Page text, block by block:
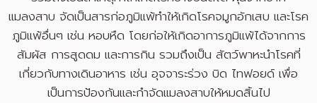
แมลงสาบ จัดเป็นสารก่อภูมิแพ้ทำให้เกิดโรคจมูกอักเสบ และโรค
ภูมิแพ้อื่นๆ เช่น หอบหืด โดยก่อให้เกิดอาการภูมิแพ้ได้จากการ
สัมผัส การสูดดม และการกิน รวมถึงเป็น สัตว์พาหะนำโรคที่
เกี่ยวกับทางเดินอาหาร เช่น อุจจาระร่วง บิด ไทฟอยด์ เพื่อ
เป็นการป้องกันและกำจัดแมลงสาบให้หมดสิ้นไป